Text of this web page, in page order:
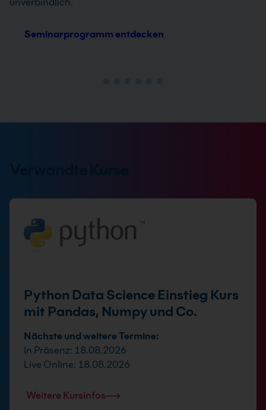
Seminarprogramm entdecken
Python Data Science Einstieg Kurs
mit Pandas, Numpy und Co.
Nächste und weitere Termine:
In Präsenz: 18.08.2026
Live Online: 18.08.2026
Weitere Kursinfos